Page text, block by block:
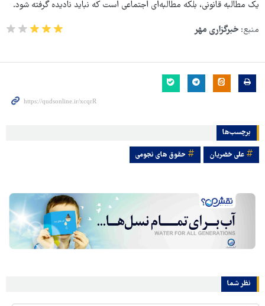
یک مطالبه قانونی، بلکه مطالبه‌ای اجتماعی است که نباید نادیده گرفته شود.
منبع: خبرگزاری مهر
برچسب‌ها
علی خضریان حقوق های نجومی
نظر شما